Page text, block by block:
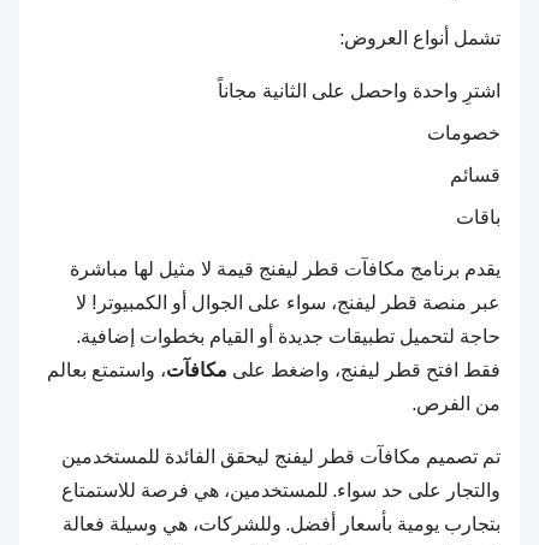
تشمل أنواع العروض:
اشترِ واحدة واحصل على الثانية مجاناً
خصومات
قسائم
باقات
يقدم برنامج مكافآت قطر ليفنج قيمة لا مثيل لها مباشرة
عبر منصة قطر ليفنج، سواء على الجوال أو الكمبيوتر! لا
حاجة لتحميل تطبيقات جديدة أو القيام بخطوات إضافية.
فقط افتح قطر ليفنج، واضغط على مكافآت، واستمتع بعالم
من الفرص.
تم تصميم مكافآت قطر ليفنج ليحقق الفائدة للمستخدمين
والتجار على حد سواء. للمستخدمين، هي فرصة للاستمتاع
بتجارب يومية بأسعار أفضل. وللشركات، هي وسيلة فعالة